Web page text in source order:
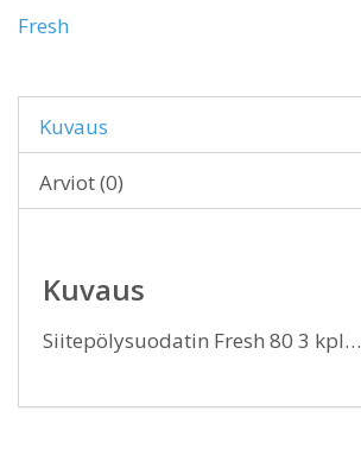
Fresh
Kuvaus
Arviot (0)
Kuvaus
Siitepölysuodatin Fresh 80 3 kpl…